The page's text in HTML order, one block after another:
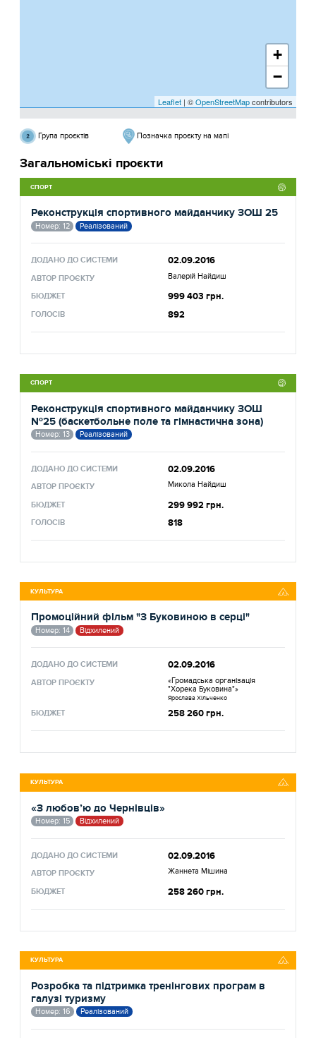
+
−
Leaflet| ©OpenStreetMapcontributors
Група проєктів Позначка проєкту на мапі
Загальноміські проєкти
СПОРТ
Реконструкція спортивного майданчику ЗОШ 25
Номер: 12 Реалізований
ДОДАНО ДО СИСТЕМИ 02.09.2016
АВТОР ПРОЄКТУ Валерій Найдиш
БЮДЖЕТ 999 403 грн.
ГОЛОСІВ 892
СПОРТ
Реконструкція спортивного майданчику ЗОШ
№25 (баскетбольне поле та гімнастична зона)
Номер: 13 Реалізований
ДОДАНО ДО СИСТЕМИ 02.09.2016
АВТОР ПРОЄКТУ Микола Найдиш
БЮДЖЕТ 299 992 грн.
ГОЛОСІВ 818
КУЛЬТУРА
Промоційний фільм "З Буковиною в серці"
Номер: 14 Відхилений
ДОДАНО ДО СИСТЕМИ 02.09.2016
АВТОР ПРОЄКТУ
«Громадська організація
"Хорека Буковина"»
Ярослава Хільченко
БЮДЖЕТ 258 260 грн.
КУЛЬТУРА
«З любов’ю до Чернівців»
Номер: 15 Відхилений
ДОДАНО ДО СИСТЕМИ 02.09.2016
АВТОР ПРОЄКТУ Жаннета Мішина
БЮДЖЕТ 258 260 грн.
КУЛЬТУРА
Розробка та підтримка тренінгових програм в
галузі туризму
Номер: 16 Реалізований